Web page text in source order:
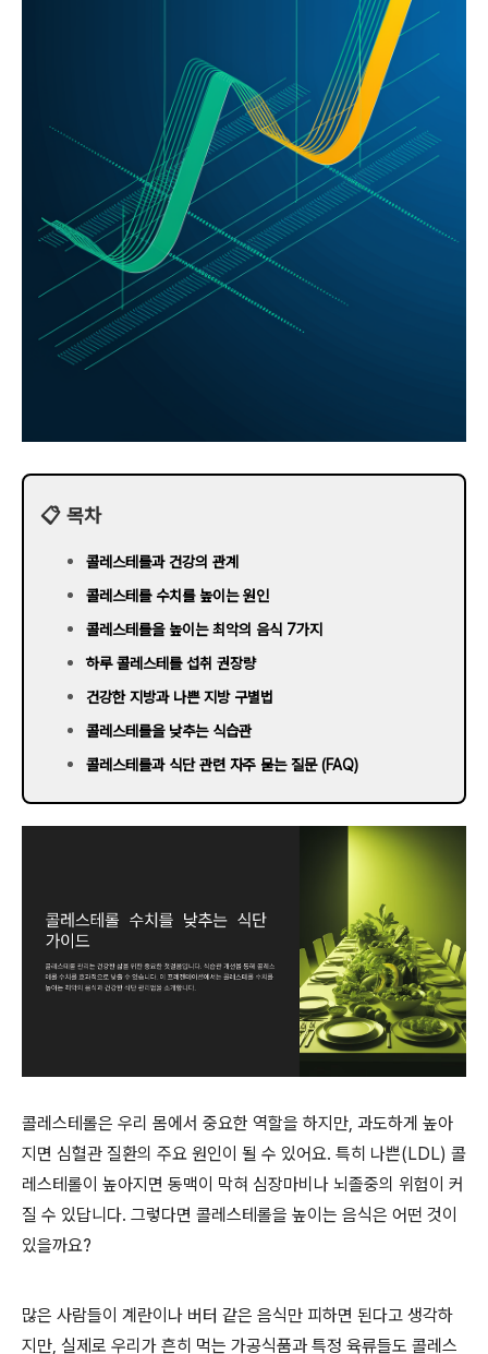
📋 목차
콜레스테롤과 건강의 관계
콜레스테롤 수치를 높이는 원인
콜레스테롤을 높이는 최악의 음식 7가지
하루 콜레스테롤 섭취 권장량
건강한 지방과 나쁜 지방 구별법
콜레스테롤을 낮추는 식습관
콜레스테롤과 식단 관련 자주 묻는 질문 (FAQ)
콜레스테롤은 우리 몸에서 중요한 역할을 하지만, 과도하게 높아
지면 심혈관 질환의 주요 원인이 될 수 있어요. 특히 나쁜(LDL) 콜
레스테롤이 높아지면 동맥이 막혀 심장마비나 뇌졸중의 위험이 커
질 수 있답니다. 그렇다면 콜레스테롤을 높이는 음식은 어떤 것이
있을까요?
많은 사람들이 계란이나 버터 같은 음식만 피하면 된다고 생각하
지만, 실제로 우리가 흔히 먹는 가공식품과 특정 육류들도 콜레스